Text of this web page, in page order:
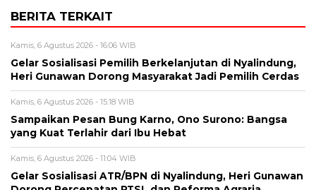
BERITA TERKAIT
Kamis, 6 Agustus 2026 - 16:06 WIB
Gelar Sosialisasi Pemilih Berkelanjutan di Nyalindung,
Heri Gunawan Dorong Masyarakat Jadi Pemilih Cerdas
Kamis, 6 Agustus 2026 - 15:18 WIB
Sampaikan Pesan Bung Karno, Ono Surono: Bangsa
yang Kuat Terlahir dari Ibu Hebat
Kamis, 6 Agustus 2026 - 11:04 WIB
Gelar Sosialisasi ATR/BPN di Nyalindung, Heri Gunawan